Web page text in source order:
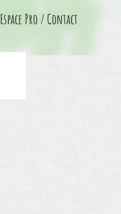
Espace Pro / Contact